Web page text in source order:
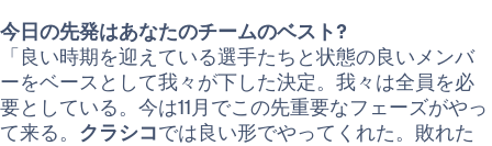
今日の先発はあなたのチームのベスト?
「良い時期を迎えている選手たちと状態の良いメンバ
ーをベースとして我々が下した決定。我々は全員を必
要としている。今は11月でこの先重要なフェーズがやっ
て来る。 クラシコでは良い形でやってくれた。敗れた